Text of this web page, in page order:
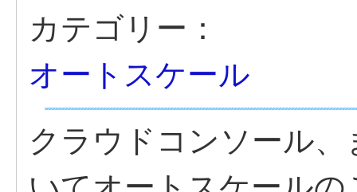
カテゴリー：
オートスケール
クラウドコンソール